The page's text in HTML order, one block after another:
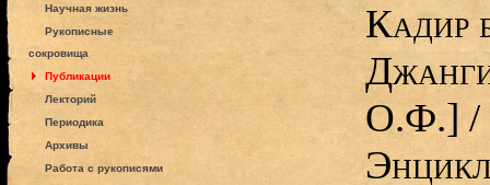
Научная жизнь
Рукописные
сокровища
Публикации
Лекторий
Периодика
Архивы
Работа с рукописями
Кадир
О.Ф.] /